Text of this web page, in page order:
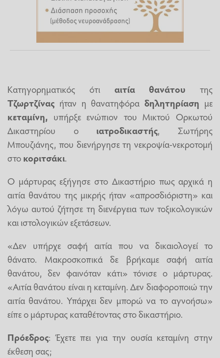
Κατηγορηματικός ότι αιτία θανάτου της
Τζωρτζίνας ήταν η θανατηφόραδηλητηρίαση με
κεταμίνη, υπήρξε ενώπιον του Μικτού Ορκωτού
Δικαστηρίου ο ιατροδικαστής, Σωτήρης
Μπουζιάνης, που διενήργησε τη νεκροψία-νεκροτομή
στοκοριτσάκι.
Ο μάρτυρας εξήγησε στο Δικαστήριο πως αρχικά η
αιτία θανάτου της μικρής ήταν «απροσδιόριστη» και
λόγω αυτού ζήτησε τη διενέργεια των τοξικολογικών
και ιστολογικών εξετάσεων.
«Δεν υπήρχε σαφή αιτία που να δικαιολογεί το
θάνατο. Μακροσκοπικά δε βρήκαμε σαφή αιτία
θανάτου, δεν φαινόταν κάτι» τόνισε ο μάρτυρας.
«Αιτία θανάτου είναι η κεταμίνη. Δεν διαφοροποιώ την
αιτία θανάτου. Υπάρχει δεν μπορώ να το αγνοήσω»
είπε ο μάρτυρας καταθέτοντας στο δικαστήριο.
Πρόεδρος: Έχετε πει για την ουσία κεταμίνη στην
έκθεση σας;